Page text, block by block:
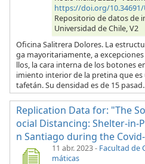
https://doi.org/10.34691/
Repositorio de datos de
Universidad de Chile, V2
Oficina Salitrera Dolores. La
ga mayoritariamente, a
llos, la cara interna de los botones
imiento interior de la pretina que
tafetán. Su densidad es de 15
Replication Data for: "The
ocial Distancing: Shelter-in-
n Santiago during the
11 abr. 2023- Facultad de
máticas